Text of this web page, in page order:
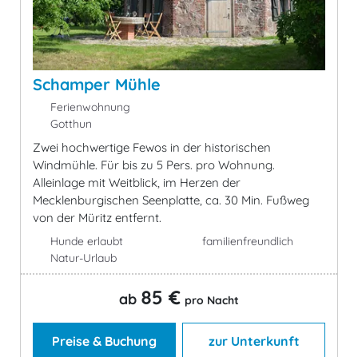
Schamper Mühle
Ferienwohnung
Gotthun
Zwei hochwertige Fewos in der historischen
Windmühle. Für bis zu 5 Pers. pro Wohnung.
Alleinlage mit Weitblick, im Herzen der
Mecklenburgischen Seenplatte, ca. 30 Min. Fußweg
von der Müritz entfernt.
Hunde erlaubt
Natur-Urlaub
familienfreundlich
ab 85 € pro Nacht
Preise & Buchung zur Unterkunft